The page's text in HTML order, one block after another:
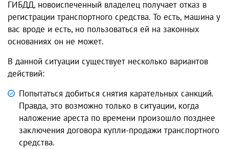
ГИБДД, новоиспеченный владелец получает отказ в
регистрации транспортного средства. То есть, машина у
вас вроде и есть, но пользоваться ей на законных
основаниях он не может.
В данной ситуации существует несколько вариантов
действий:
Попытаться добиться снятия карательных санкций.
Правда, это возможно только в ситуации, когда
наложение ареста по времени произошло позднее
заключения договора купли-продажи транспортного
средства.